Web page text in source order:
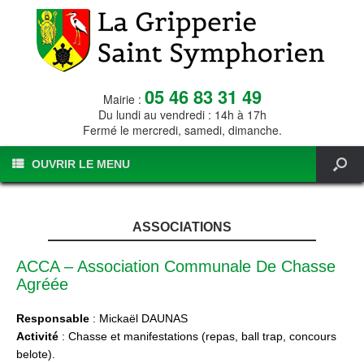
Mairie : 05 46 83 31 49
Du lundi au vendredi : 14h à 17h
Fermé le mercredi, samedi, dimanche.
OUVRIR LE MENU
ASSOCIATIONS
ACCA – Association Communale De Chasse
Agréée
Responsable : Mickaël DAUNAS
Activité : Chasse et manifestations (repas, ball trap, concours
belote).